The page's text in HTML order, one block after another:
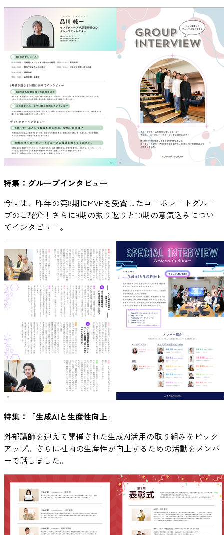
特集：グループインタビュー
今回は、昨年の第8期にMVPを受賞したコーポレートグルー
プのご紹介！さらに9期の振り返りと10期の意気込みについ
てインタビュー。
特集：「生成AIと生産性向上」
外部講師を迎えて開催された生成AI活用の取り組みをピック
アップ。さらに社内の生産性が向上するための活動をメンバ
ーで話しました。